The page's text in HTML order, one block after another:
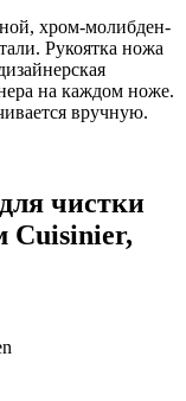
хром-молибден-
Рукоятка ножа
на каждом ноже.
вручную.
чистки
Cuisinier,